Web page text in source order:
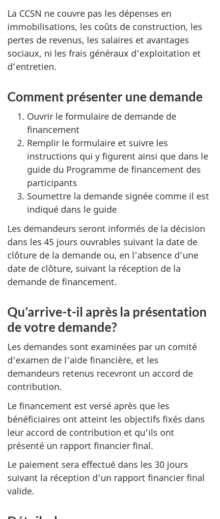
La CCSN ne couvre pas les dépenses en
immobilisations, les coûts de construction, les
pertes de revenus, les salaires et avantages
sociaux, ni les frais généraux d’exploitation et
d’entretien.
Comment présenter une demande
Ouvrir le formulaire de demande de
financement
Remplir le formulaire et suivre les
instructions qui y figurent ainsi que dans le
guide du Programme de financement des
participants
Soumettre la demande signée comme il est
indiqué dans le guide
Les demandeurs seront informés de la décision
dans les 45 jours ouvrables suivant la date de
clôture de la demande ou, en l’absence d’une
date de clôture, suivant la réception de la
demande de financement.
Qu’arrive-t-il après la présentation
de votre demande?
Les demandes sont examinées par un comité
d’examen de l’aide financière, et les
demandeurs retenus recevront un accord de
contribution.
Le financement est versé après que les
bénéficiaires ont atteint les objectifs fixés dans
leur accord de contribution et qu’ils ont
présenté un rapport financier final.
Le paiement sera effectué dans les 30 jours
suivant la réception d’un rapport financier final
valide.